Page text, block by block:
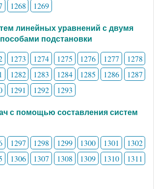
1268 1269
линейных уравнений с двумя
подстановки
1273 1274 1275 1276 1277
1278
1282 1283 1284 1285 1286
1287
1291 1292 1293
с помощью составления систем
1297 1298 1299 1300 1301
1302
1306 1307 1308 1309 1310
1311